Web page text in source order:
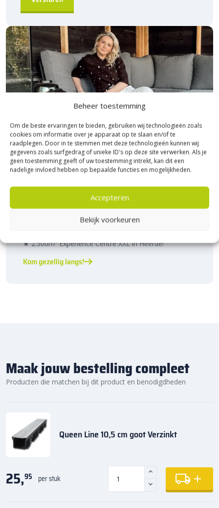
Beheer toestemming
Om de beste ervaringen te bieden, gebruiken wij technologieën zoals
cookies om informatie over je apparaat op te slaan en/of te
raadplegen. Door in te stemmen met deze technologieën kunnen wij
gegevens zoals surfgedrag of unieke ID's op deze site verwerken. Als je
geen toestemming geeft of uw toestemming intrekt, kan dit een
nadelige invloed hebben op bepaalde functies en mogelijkheden.
Accepteren
Bekijk voorkeuren
Bezoek Experience Centre XXL
Bijna het gehele Kijlstra assortiment vind je in het
★ 2.500m² Experience Centre XXL in Heerde!
Kom gezellig langs!
Maak jouw bestelling compleet
Producten die matchen bij dit product en benodigdheden
Queen Line 10,5 cm goot Verzinkt
25,95 per stuk